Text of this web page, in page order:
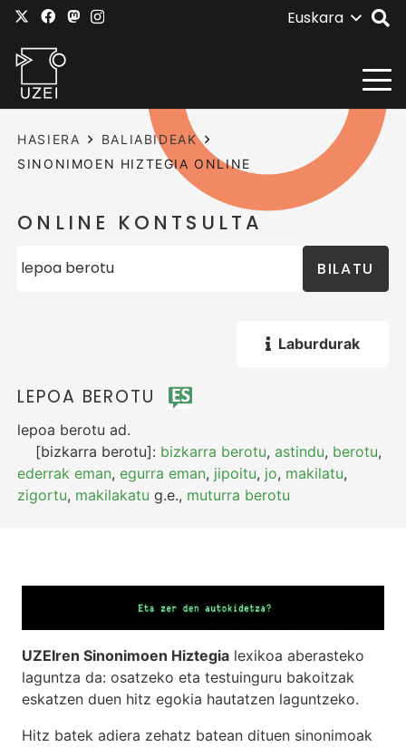
Euskara
HASIERA
BALIABIDEAK
SINONIMOEN HIZTEGIA ONLINE
ONLINE KONTSULTA
BILATU
Laburdurak
LEPOA BEROTU
lepoa berotu ad.
[bizkarra berotu]: bizkarra berotu,astindu, berotu,
ederrak eman,egurra eman, jipoitu, jo, makilatu,
zigortu, makilakatu g.e., muturra berotu
UZEIren Sinonimoen Hiztegia lexikoa aberasteko
laguntza da: osatzeko eta testuinguru bakoitzak
eskatzen duen hitz egokia hautatzen laguntzeko.
Hitz batek adiera zehatz batean dituen sinonimoak